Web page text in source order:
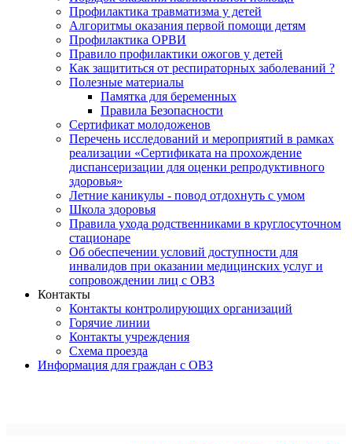
Профилактика травматизма у детей
Алгоритмы оказания первой помощи детям
Профилактика ОРВИ
Правило профилактики ожогов у детей
Как защититься от респираторных заболеваний ?
Полезные материалы
Памятка для беременных
Правила Безопасности
Сертификат молодоженов
Перечень исследований и мероприятий в рамках
реализации «Сертификата на прохождение
диспансеризации для оценки репродуктивного
здоровья»
Летние каникулы - повод отдохнуть с умом
Школа здоровья
Правила ухода родственниками в круглосуточном
стационаре
Об обеспечении условий доступности для
инвалидов при оказании медицинских услуг и
сопровождении лиц с ОВЗ
Контакты
Контакты контролирующих организаций
Горячие линии
Контакты учреждения
Схема проезда
Информация для граждан с ОВЗ